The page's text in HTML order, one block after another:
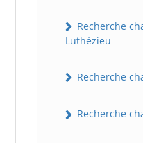
Recherche
Luthézieu
Recherche
Recherche